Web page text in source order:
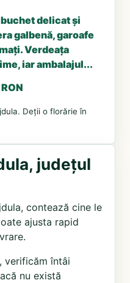
delicat și
galbenă, garoafe
Verdeața
iar ambalajul...
Deții o florărie în
județul
contează cine le
ajusta rapid
verificăm întâi
nu există